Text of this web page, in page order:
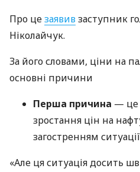
Про цезаявивзаступник
Ніколайчук.
За його словами, ціни на
основні причини
Перша причина — це
зростання цін на
загостренням
«Але ця ситуація досить